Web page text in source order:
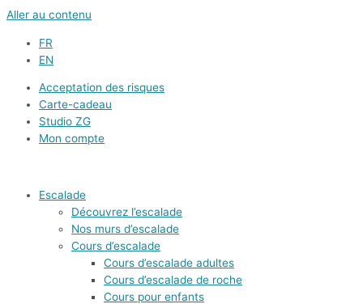
Aller au contenu
FR
EN
Acceptation des risques
Carte-cadeau
Studio ZG
Mon compte
Escalade
Découvrez l’escalade
Nos murs d’escalade
Cours d’escalade
Cours d’escalade adultes
Cours d’escalade de roche
Cours pour enfants